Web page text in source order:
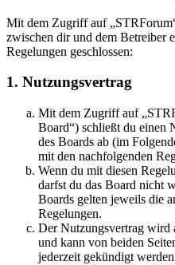
Mit dem Zugriff auf
zwischen dir und dem Betreiber
Regelungen geschlossen:
1. Nutzungsvertrag
Mit dem Zugriff auf
Board“) schließt du einen
des Boards ab (im
mit den nachfolgenden
Wenn du mit diesen
darfst du das Board nicht
Boards gelten jeweils die
Regelungen.
Der Nutzungsvertrag wird
und kann von beiden
jederzeit gekündigt